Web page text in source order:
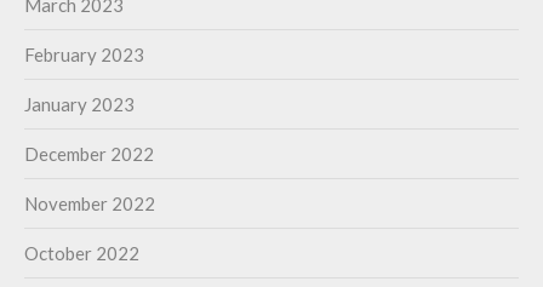
March 2023
February 2023
January 2023
December 2022
November 2022
October 2022